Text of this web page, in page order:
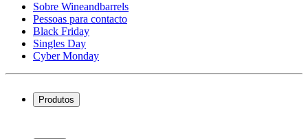
Sobre Wineandbarrels
Pessoas para contacto
Black Friday
Singles Day
Cyber Monday
Produtos